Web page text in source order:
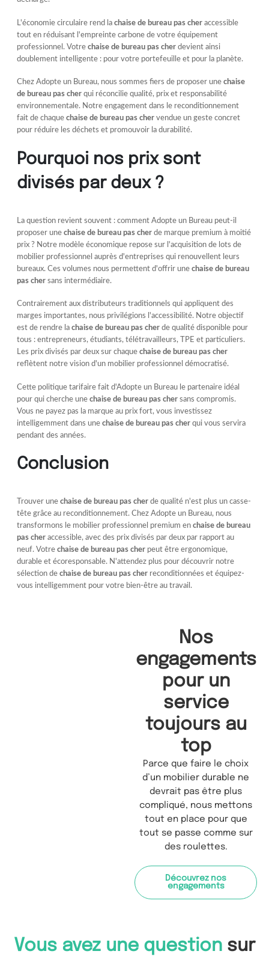
L'économie circulaire rend lachaise de bureau pas cher accessible
tout en réduisant l'empreinte carbone de votre équipement
professionnel. Votrechaise de bureau pas cher devient ainsi
doublement intelligente : pour votre portefeuille et pour la planète.
Chez Adopte un Bureau, nous sommes fiers de proposer unechaise
de bureau pas cher qui réconcilie qualité, prix et responsabilité
environnementale. Notre engagement dans le reconditionnement
fait de chaquechaise de bureau pas cher vendue un geste concret
pour réduire les déchets et promouvoir la durabilité.
Pourquoi nos prix sont
divisés par deux ?
La question revient souvent : comment Adopte un Bureau peut-il
proposer unechaise de bureau pas cher de marque premium à moitié
prix ? Notre modèle économique repose sur l'acquisition de lots de
mobilier professionnel auprès d'entreprises qui renouvellent leurs
bureaux. Ces volumes nous permettent d'offrir unechaise de bureau
pas cher sans intermédiaire.
Contrairement aux distributeurs traditionnels qui appliquent des
marges importantes, nous privilégions l'accessibilité. Notre objectif
est de rendre lachaise de bureau pas cher de qualité disponible pour
tous : entrepreneurs, étudiants, télétravailleurs, TPE et particuliers.
Les prix divisés par deux sur chaquechaise de bureau pas cher
reflètent notre vision d'un mobilier professionnel démocratisé.
Cette politique tarifaire fait d'Adopte un Bureau le partenaire idéal
pour qui cherche unechaise de bureau pas cher sans compromis.
Vous ne payez pas la marque au prix fort, vous investissez
intelligemment dans unechaise de bureau pas cher qui vous servira
pendant des années.
Conclusion
Trouver unechaise de bureau pas cher de qualité n'est plus un casse-
tête grâce au reconditionnement. Chez Adopte un Bureau, nous
transformons le mobilier professionnel premium enchaise de bureau
pas cher accessible, avec des prix divisés par deux par rapport au
neuf. Votrechaise de bureau pas cher peut être ergonomique,
durable et écoresponsable. N'attendez plus pour découvrir notre
sélection dechaise de bureau pas cher reconditionnées et équipez-
vous intelligemment pour votre bien-être au travail.
Nos
engagements
pour un
service
toujours au
top
Parce que faire le choix
d’un mobilier durable ne
devrait pas être plus
compliqué, nous mettons
tout en place pour que
tout se passe comme sur
des roulettes.
Découvrez nos
engagements
Vous avez une question sur